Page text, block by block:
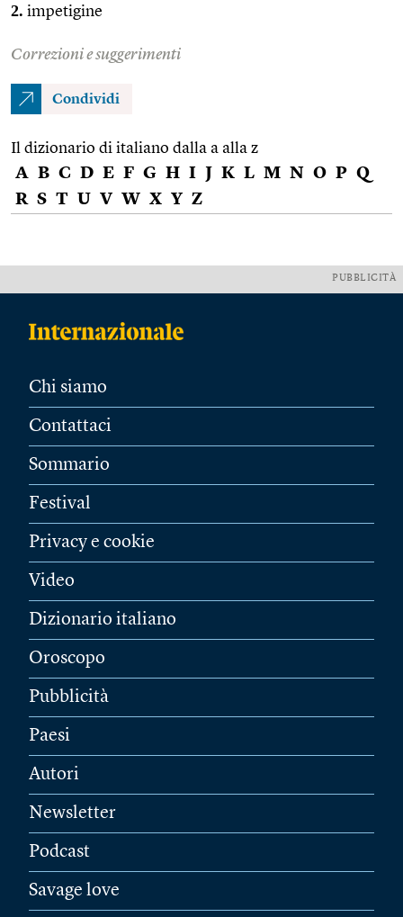
2. impetigine
Correzioni e suggerimenti
Condividi
Il dizionario di italiano dalla a alla z
A B C D E F G H I J K L M N O P Q
R S T U V W X Y Z
PUBBLICITÀ
Chi siamo
Contattaci
Sommario
Festival
Privacy e cookie
Video
Dizionario italiano
Oroscopo
Pubblicità
Paesi
Autori
Newsletter
Podcast
Savage love